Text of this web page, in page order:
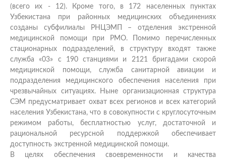
(всего их ‑ 12). Кроме того, в 172 населенных пунктах
Узбекистана при районных медицинских объединениях
созданы субфилиалы РНЦЭМП – отделения экстренной
медицинской помощи при РМО. Помимо перечисленных
стационарных подразделений, в структуру входят также
служба «03» с 190 станциями и 2121 бригадами скорой
медицинской помощи, служба санитарной авиации и
подразделения медицинского обеспечения населения при
чрезвычайных ситуациях. Ныне организационная структура
СЭМ предусматривает охват всех регионов и всех категорий
населения Узбекистана, что в совокупности с круглосуточным
режимом работы, бесплатностью услуг, достаточной и
рациональной ресурсной поддержкой обеспечивает
доступность экстренной медицинской помощи.
В целях обеспечения своевременности и качества